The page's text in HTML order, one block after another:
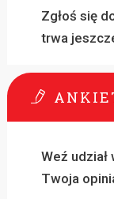
Zgłoś się
trwa
Weź
Twoja